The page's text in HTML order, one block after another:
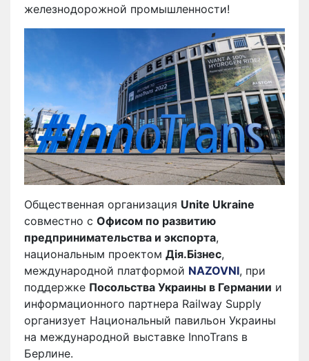
железнодорожной промышленности!
Общественная организация Unite Ukraine
совместно с Офисом по развитию
предпринимательства и экспорта,
национальным проектом Дія.Бізнес,
международной платформой NAZOVNI, при
поддержке Посольства Украины в Германии и
информационного партнера Railway Supply
организует Национальный павильон Украины
на международной выставке InnoTrans в
Берлине.